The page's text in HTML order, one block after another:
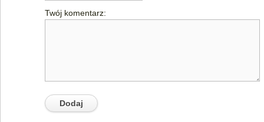
Twój komentarz: